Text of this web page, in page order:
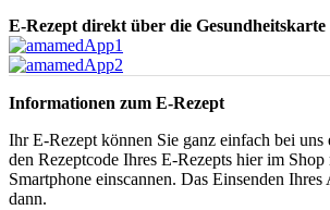
E-Rezept direkt über die Gesundheitskarte
Informationen zum E-Rezept
Ihr E-Rezept können Sie ganz einfach bei uns
den Rezeptcode Ihres E-Rezepts hier im
Smartphone einscannen. Das Einsenden
dann.